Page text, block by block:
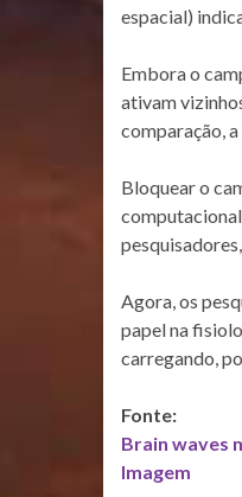
espacial)
Embora o
ativam
comparação,
Bloquear o
Agora, os
papel na
carregando,
Fonte:
Brain waves
Imagem